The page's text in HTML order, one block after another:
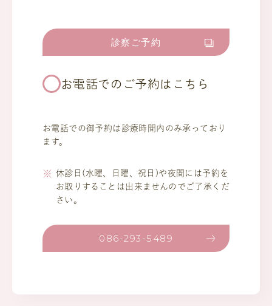
診察ご予約
お電話でのご予約はこちら
お電話での御予約は診療時間内のみ承っており
ます。
休診日(水曜、日曜、祝日)や夜間には予約を
お取りすることは出来ませんのでご了承くだ
さい。
086-293-5489